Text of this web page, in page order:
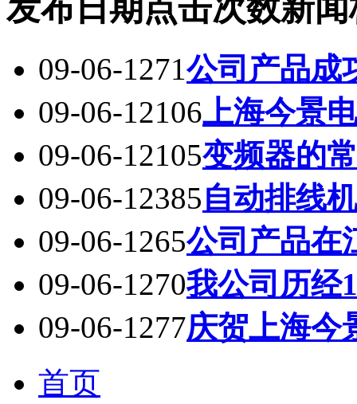
发布日期 点击次数新
09-06-1271公司产品成
09-06-12106上海今景
09-06-12105变频器的
09-06-12385自动排线
09-06-1265公司产品在
09-06-1270我公司历经
09-06-1277庆贺上海今
首页